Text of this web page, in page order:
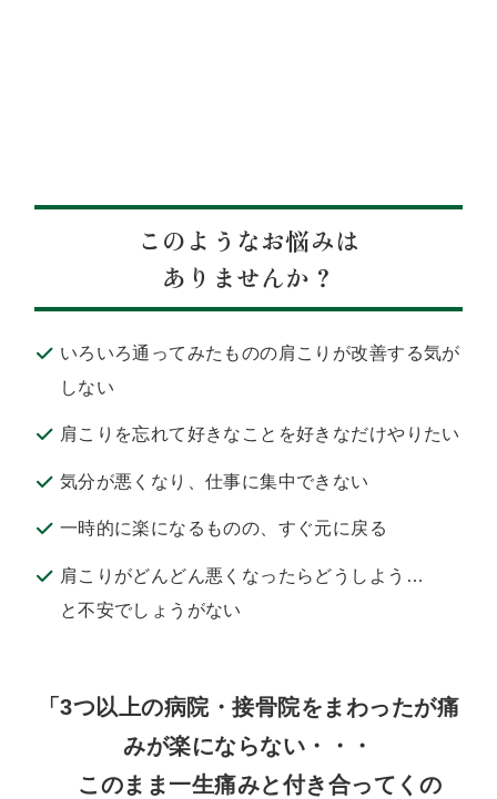
このようなお悩みは
ありませんか？
いろいろ通ってみたものの肩こりが改善する気が
しない
肩こりを忘れて好きなことを好きなだけやりたい
気分が悪くなり、仕事に集中できない
一時的に楽になるものの、すぐ元に戻る
肩こりがどんどん悪くなったらどうしよう…
と不安でしょうがない
「3つ以上の病院・接骨院をまわったが痛
みが楽にならない・・・
このまま一生痛みと付き合ってくの